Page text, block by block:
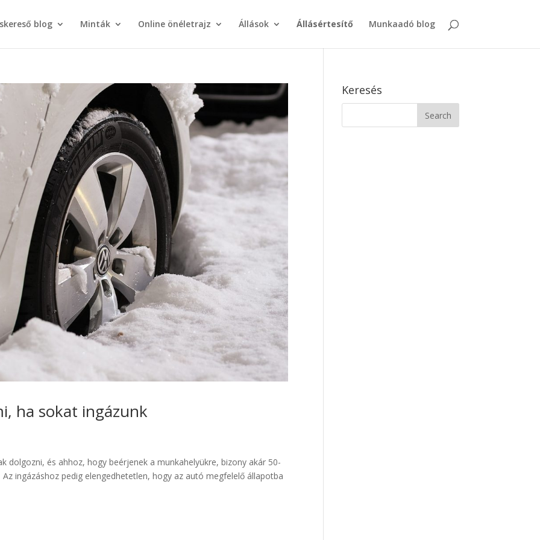
blog Minták Online önéletrajz Állások Állásértesítő Munkaadó blog
ha sokat ingázunk
dolgozni, és ahhoz, hogy beérjenek a munkahelyükre, bizony akár 50-
ingázáshoz pedig elengedhetetlen, hogy az autó megfelelő állapotba
Keresés